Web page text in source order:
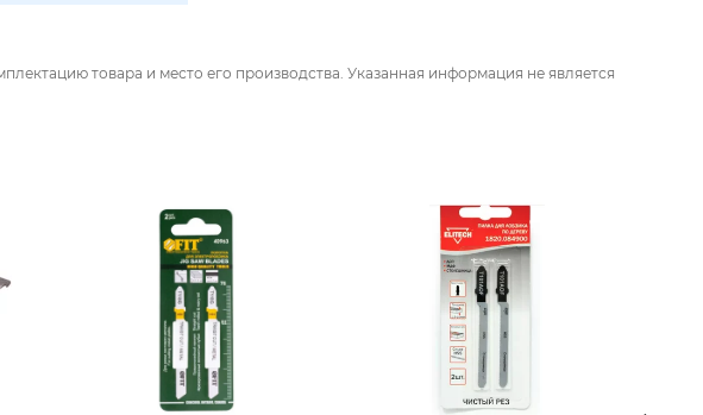
товара и место его производства. Указанная информация не является